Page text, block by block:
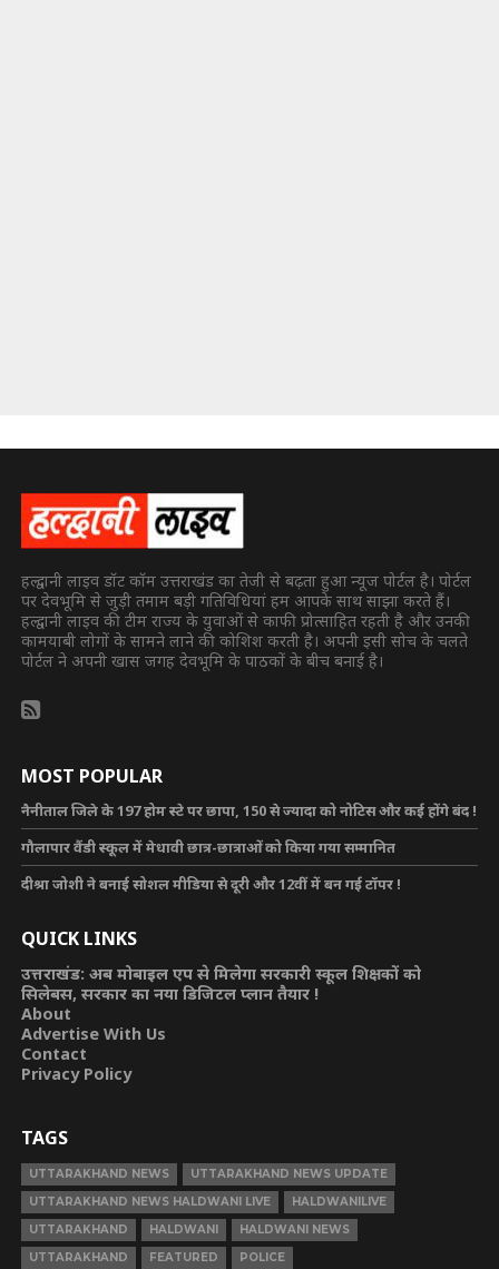
हल्द्वानी लाइव डॉट कॉम उत्तराखंड का तेजी से बढ़ता हुआ न्यूज पोर्टल है। पोर्टल
पर देवभूमि से जुड़ी तमाम बड़ी गतिविधियां हम आपके साथ साझा करते हैं।
हल्द्वानी लाइव की टीम राज्य के युवाओं से काफी प्रोत्साहित रहती है और उनकी
कामयाबी लोगों के सामने लाने की कोशिश करती है। अपनी इसी सोच के चलते
पोर्टल ने अपनी खास जगह देवभूमि के पाठकों के बीच बनाई है।
MOST POPULAR
नैनीताल जिले के 197 होम स्टे पर छापा, 150 से ज्यादा को नोटिस और कई होंगे बंद !
गौलापार वैंडी स्कूल में मेधावी छात्र-छात्राओं को किया गया सम्मानित
दीश्रा जोशी ने बनाई सोशल मीडिया से दूरी और 12वीं में बन गई टॉपर !
QUICK LINKS
उत्तराखंड: अब मोबाइल एप से मिलेगा सरकारी स्कूल शिक्षकों को
सिलेबस, सरकार का नया डिजिटल प्लान तैयार !
About
Advertise With Us
Contact
Privacy Policy
TAGS
UTTARAKHAND NEWS
UTTARAKHAND NEWS UPDATE
UTTARAKHAND NEWS HALDWANI LIVE
HALDWANILIVE
UTTARAKHAND
HALDWANI
HALDWANI NEWS
UTTARAKHAND
FEATURED POLICE